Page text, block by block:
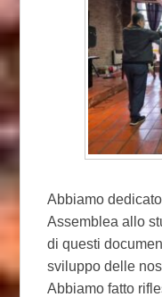
Abbiamo
Assemblea allo
di questi
sviluppo delle
Abbiamo fatto